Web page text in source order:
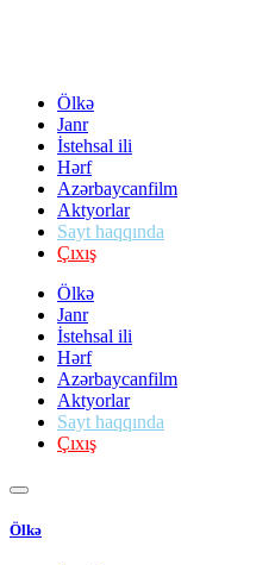
Ölkə
Janr
İstehsal ili
Hərf
Azərbaycanfilm
Aktyorlar
Sayt haqqında
Çıxış
Ölkə
Janr
İstehsal ili
Hərf
Azərbaycanfilm
Aktyorlar
Sayt haqqında
Çıxış
Ölkə